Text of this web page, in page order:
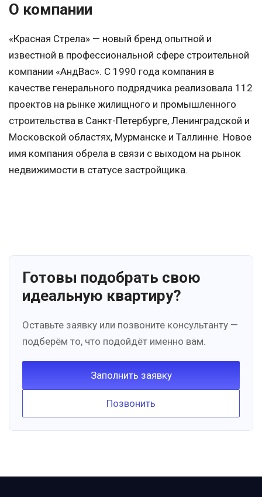
О компании
«Красная Стрела» — новый бренд опытной и
известной в профессиональной сфере строительной
компании «АндВас». С 1990 года компания в
качестве генерального подрядчика реализовала 112
проектов на рынке жилищного и промышленного
строительства в Санкт-Петербурге, Ленинградской и
Московской областях, Мурманске и Таллинне. Новое
имя компания обрела в связи с выходом на рынок
недвижимости в статусе застройщика.
Готовы подобрать свою
идеальную квартиру?
Оставьте заявку или позвоните консультанту —
подберём то, что подойдёт именно вам.
Заполнить заявку
Позвонить